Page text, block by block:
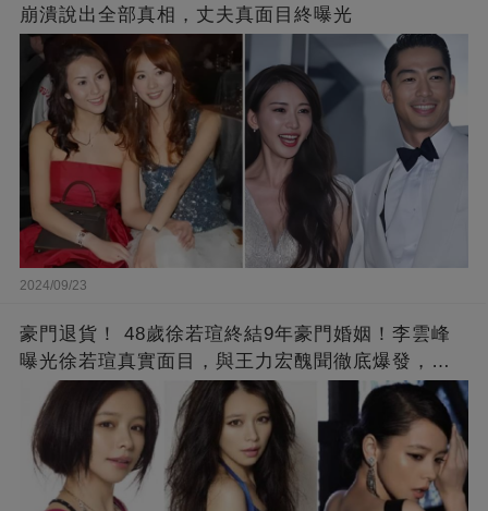
崩潰說出全部真相，丈夫真面目終曝光
2024/09/23
豪門退貨！ 48歲徐若瑄終結9年豪門婚姻！李雲峰
曝光徐若瑄真實面目，與王力宏醜聞徹底爆發，原
來李靚蕾說的都是真的 ！